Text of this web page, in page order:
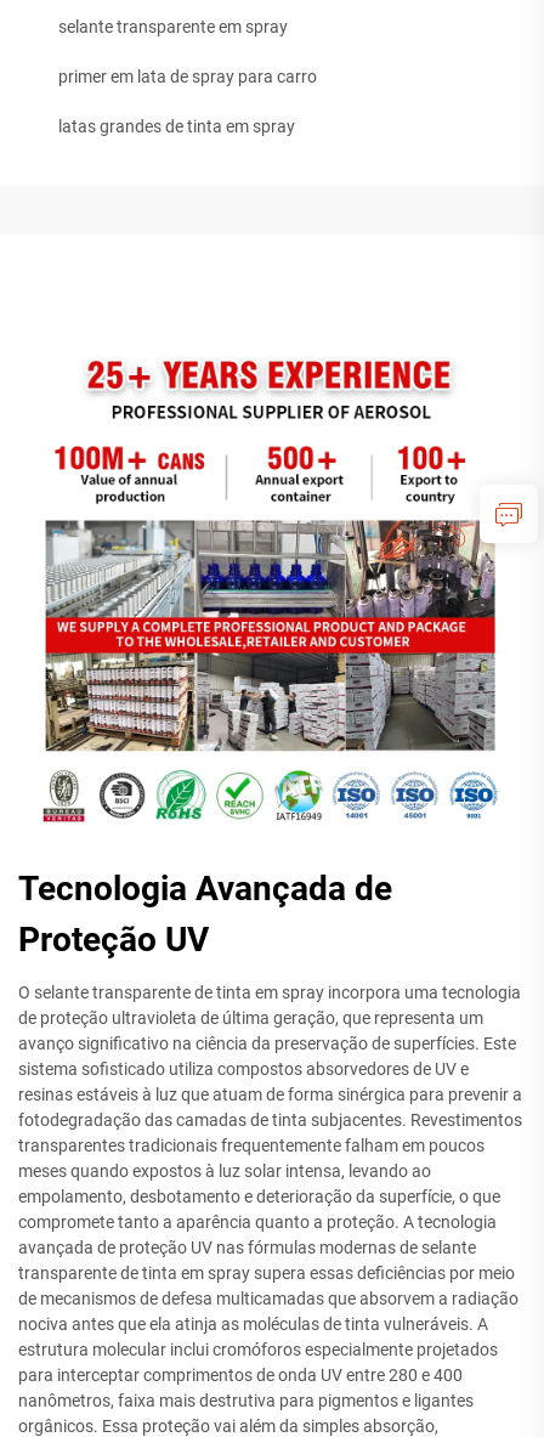
selante transparente em spray
primer em lata de spray para carro
latas grandes de tinta em spray
Tecnologia Avançada de
Proteção UV
O selante transparente de tinta em spray incorpora uma tecnologia
de proteção ultravioleta de última geração, que representa um
avanço significativo na ciência da preservação de superfícies. Este
sistema sofisticado utiliza compostos absorvedores de UV e
resinas estáveis à luz que atuam de forma sinérgica para prevenir a
fotodegradação das camadas de tinta subjacentes. Revestimentos
transparentes tradicionais frequentemente falham em poucos
meses quando expostos à luz solar intensa, levando ao
empolamento, desbotamento e deterioração da superfície, o que
compromete tanto a aparência quanto a proteção. A tecnologia
avançada de proteção UV nas fórmulas modernas de selante
transparente de tinta em spray supera essas deficiências por meio
de mecanismos de defesa multicamadas que absorvem a radiação
nociva antes que ela atinja as moléculas de tinta vulneráveis. A
estrutura molecular inclui cromóforos especialmente projetados
para interceptar comprimentos de onda UV entre 280 e 400
nanômetros, faixa mais destrutiva para pigmentos e ligantes
orgânicos. Essa proteção vai além da simples absorção,